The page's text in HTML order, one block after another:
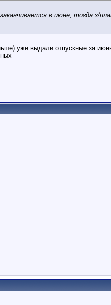
в июне, тогда з/
уже выдали отпускные за